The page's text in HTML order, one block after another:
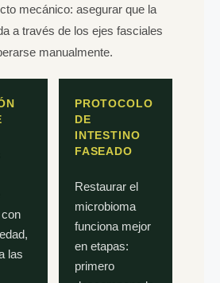
mecánico: asegurar que la
a través de los ejes fasciales
manualmente.
las
PROTOCOLO
DE
INTESTINO
FASEADO
Restaurar el
microbioma
funciona mejor
en etapas:
primero